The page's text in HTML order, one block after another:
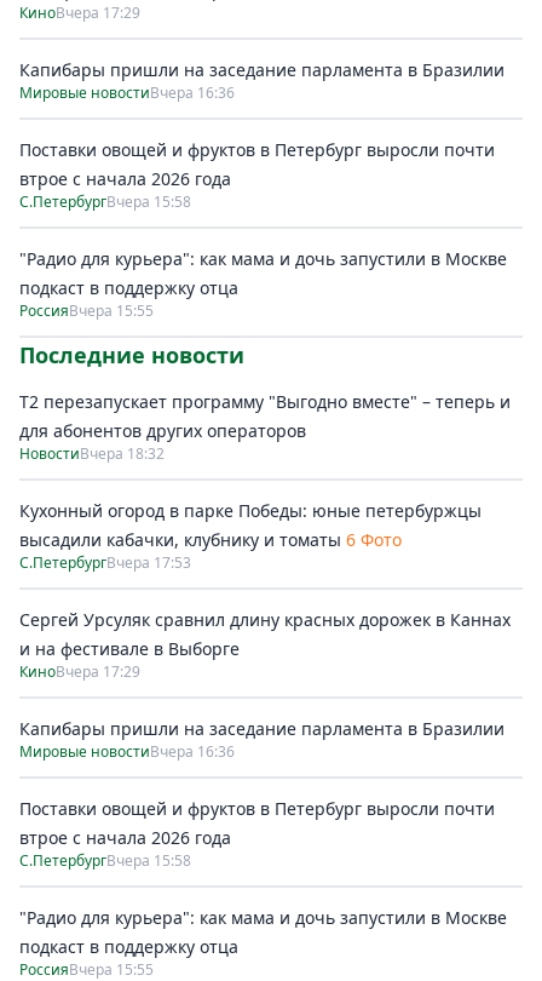
КиноВчера 17:29
Капибары пришли на заседание парламента в Бразилии
Мировые новостиВчера 16:36
Поставки овощей и фруктов в Петербург выросли почти
втрое с начала 2026 года
С.ПетербургВчера 15:58
"Радио для курьера": как мама и дочь запустили в Москве
подкаст в поддержку отца
РоссияВчера 15:55
Последние новости
Т2 перезапускает программу "Выгодно вместе" – теперь и
для абонентов других операторов
НовостиВчера 18:32
Кухонный огород в парке Победы: юные петербуржцы
высадили кабачки, клубнику и томаты 6 Фото
С.ПетербургВчера 17:53
Сергей Урсуляк сравнил длину красных дорожек в Каннах
и на фестивале в Выборге
КиноВчера 17:29
Капибары пришли на заседание парламента в Бразилии
Мировые новостиВчера 16:36
Поставки овощей и фруктов в Петербург выросли почти
втрое с начала 2026 года
С.ПетербургВчера 15:58
"Радио для курьера": как мама и дочь запустили в Москве
подкаст в поддержку отца
РоссияВчера 15:55